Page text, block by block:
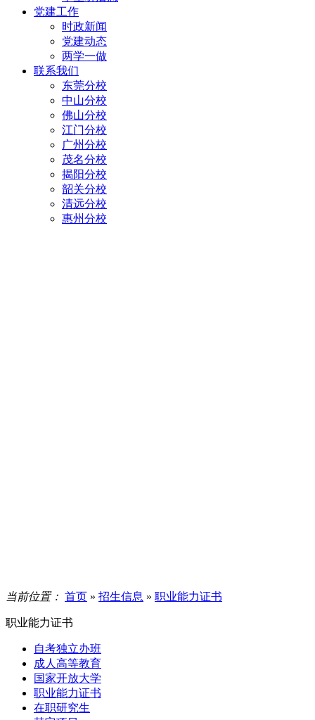
党建工作
时政新闻
党建动态
两学一做
联系我们
东莞分校
中山分校
佛山分校
江门分校
广州分校
茂名分校
揭阳分校
韶关分校
清远分校
惠州分校
当前位置： 首页 » 招生信息 » 职业能力证书
职业能力证书
自考独立办班
成人高等教育
国家开放大学
职业能力证书
在职研究生